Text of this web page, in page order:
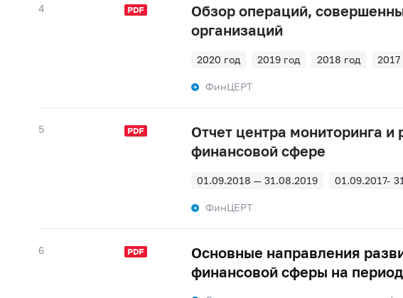
4
Обзор операций,
организаций
2020 год 2019 год 2018 год 2017
ФинЦЕРТ
5
Отчет центра мониторинга
финансовой сфере
01.09.2018 — 31.08.2019 01.09.2017-
ФинЦЕРТ
6
Основные направления
финансовой сферы на